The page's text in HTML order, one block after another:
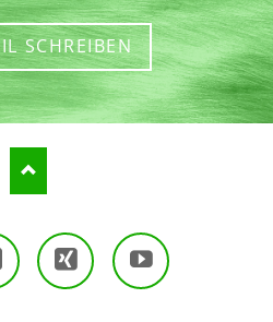
SCHREIBEN